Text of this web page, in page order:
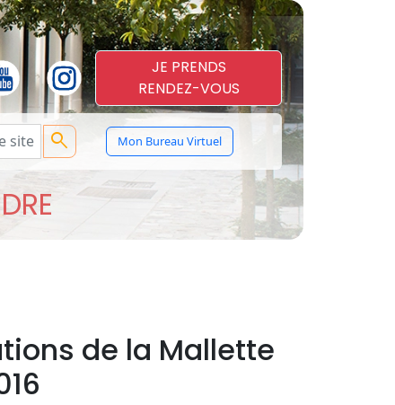
JE PRENDS
RENDEZ-VOUS
search Mon Bureau Virtuel
de la Mallette